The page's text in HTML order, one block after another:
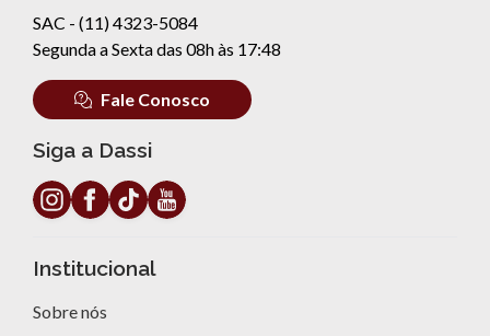
SAC - (11) 4323-5084
Segunda a Sexta das 08h às 17:48
Fale Conosco
Siga a Dassi
Institucional
Sobre nós